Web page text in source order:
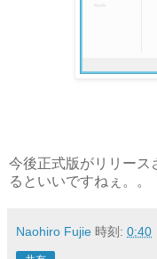
今後正式版がリリース
るといいですねぇ。。
Naohiro Fujie 時刻: 0:40